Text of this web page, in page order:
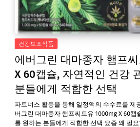
건강보조식품
에버그린 대마종자 햄프
X 60캡슐, 자연적인 건강
분들에게 적합한 선택
파트너스 활동을 통해 일정액의 수수료를 제
버그린 대마종자 햄프씨드유 1000mg X 60캡
를 원하는 분들에게 적합한 선택 요즘 왜 필